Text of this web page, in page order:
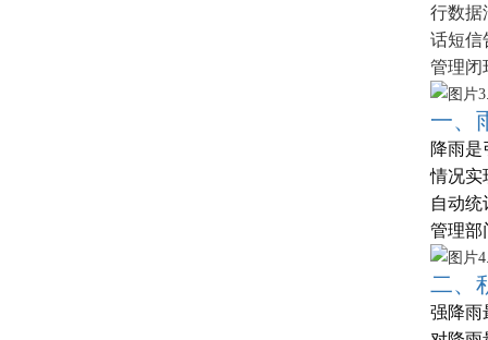
行数据
话短信
管理闭
一、
降雨
情况实
自动
管理部
二、
强降雨